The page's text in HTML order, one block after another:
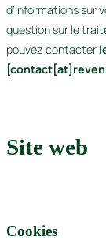
d’informations sur
question sur le
pouvez contacter
Site web
Cookies